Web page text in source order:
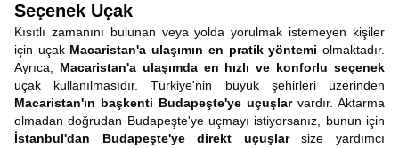
Seçenek Uçak
Kısıtlı zamanını bulunan veya yolda yorulmak istemeyen kişiler
için uçak Macaristan'a ulaşımın en pratik yöntemi olmaktadır.
Ayrıca, Macaristan'a ulaşımda en hızlı ve konforlu seçenek
uçak kullanılmasıdır. Türkiye'nin büyük şehirleri üzerinden
Macaristan'ın başkenti Budapeşte'ye uçuşlarvardır. Aktarma
olmadan doğrudan Budapeşte'ye uçmayı istiyorsanız, bunun için
İstanbul'dan Budapeşte'ye direkt uçuşlarsize yardımcı